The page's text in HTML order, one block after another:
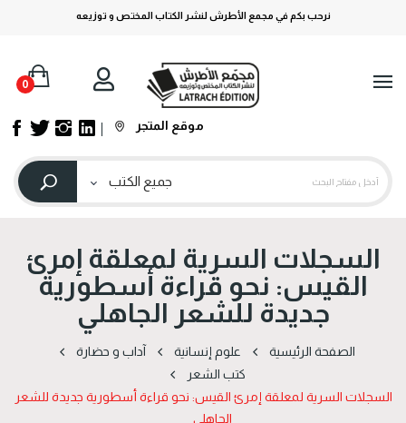
نرحب بكم في مجمع الأطرش لنشر الكتاب المختص و توزيعه
0
موقع المتجر
السجلات السرية لمعلقة إمرئ
القيس: نحو قراءة أسطورية
جديدة للشعر الجاهلي
الصفحة الرئيسية علوم إنسانية
آداب و حضارة
كتب الشعر
السجلات السرية لمعلقة إمرئ القيس: نحو قراءة أسطورية جديدة للشعر
الجاهلي